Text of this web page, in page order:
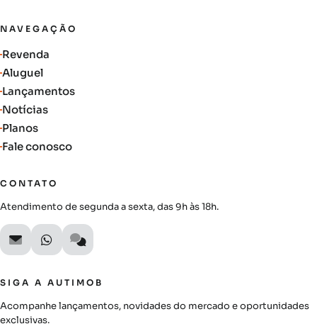
NAVEGAÇÃO
Revenda
Aluguel
Lançamentos
Notícias
Planos
Fale conosco
CONTATO
Atendimento de segunda a sexta, das 9h às 18h.
SIGA A AUTIMOB
Acompanhe lançamentos, novidades do mercado e oportunidades
exclusivas.